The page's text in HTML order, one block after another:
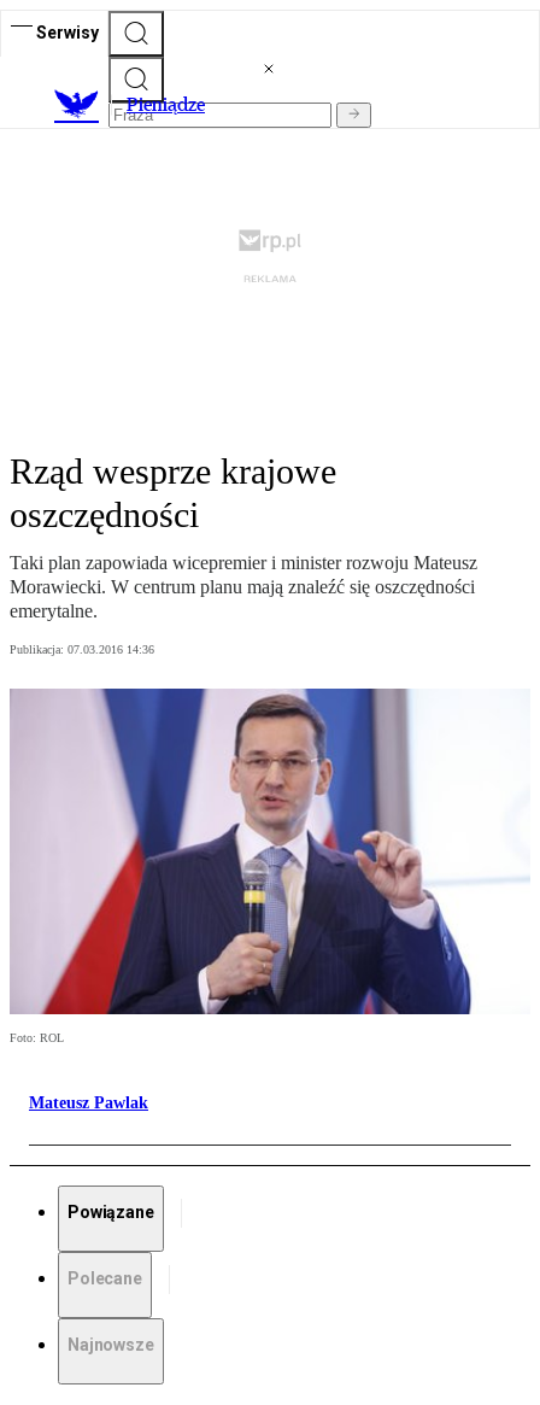
Serwisy
Pieniądze
Rząd wesprze krajowe
oszczędności
Taki plan zapowiada wicepremier i minister rozwoju Mateusz
Morawiecki. W centrum planu mają znaleźć się oszczędności
emerytalne.
Publikacja: 07.03.2016 14:36
Foto: ROL
Mateusz Pawlak
Powiązane
Polecane
Najnowsze